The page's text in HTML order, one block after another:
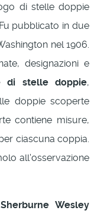
di stelle doppie
pubblicato in due
nel 1906.
designazioni e
di stelle doppie,
doppie scoperte
contiene misure,
ciascuna coppia.
all'osservazione
Sherburne Wesley